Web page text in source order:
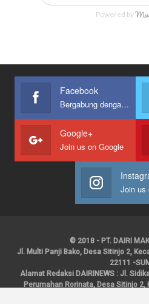
Powered by
Facebook
Bergabung dengan kami
Google+
Join us on Google
© 2018 - PT. DAIRI
Jl. Multi Panji Bako, Desa Sitinjo 2,
22111 -
Alamat Redaksi DAIRINEWS : Jl.
Perumahan Rorinata, Desa Sitinjo 2,